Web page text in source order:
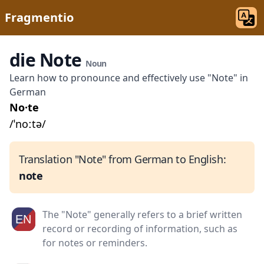
Fragmentio
die Note Noun
Learn how to pronounce and effectively use "Note" in
German
No·te
/ˈnoːtə/
Translation "Note" from German to English:
note
The "Note" generally refers to a brief written
record or recording of information, such as
for notes or reminders.